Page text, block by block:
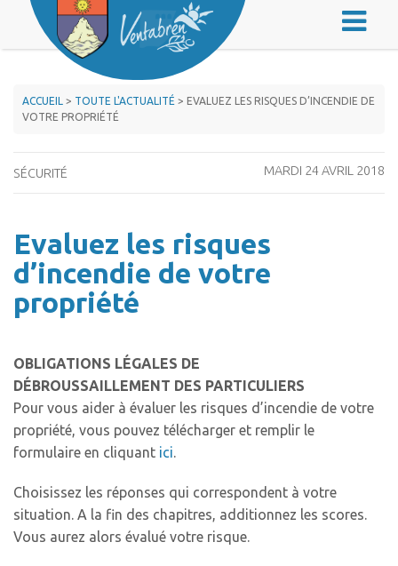
ACCUEIL > TOUTE L'ACTUALITÉ > EVALUEZ LES RISQUES D’INCENDIE DE
VOTRE PROPRIÉTÉ
SÉCURITÉ MARDI 24 AVRIL 2018
Evaluez les risques
d’incendie de votre
propriété
OBLIGATIONS LÉGALES DE
DÉBROUSSAILLEMENT DES PARTICULIERS
Pour vous aider à évaluer les risques d’incendie de votre
propriété, vous pouvez télécharger et remplir le
formulaire en cliquant ici.
Choisissez les réponses qui correspondent à votre
situation. A la fin des chapitres, additionnez les scores.
Vous aurez alors évalué votre risque.